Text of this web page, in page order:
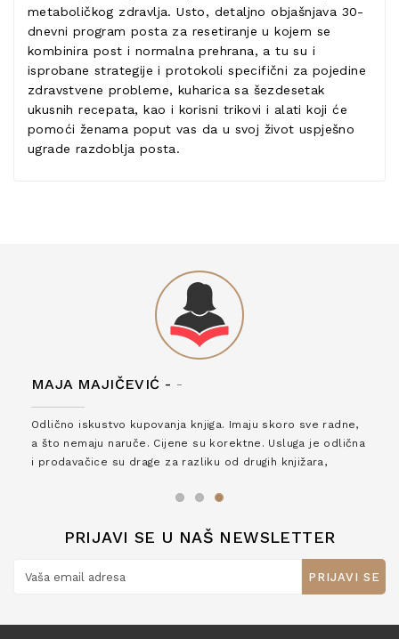
metaboličkog zdravlja. Usto, detaljno objašnjava 30-
dnevni program posta za resetiranje u kojem se
kombinira post i normalna prehrana, a tu su i
isprobane strategije i protokoli specifični za pojedine
zdravstvene probleme, kuharica sa šezdesetak
ukusnih recepata, kao i korisni trikovi i alati koji će
pomoći ženama poput vas da u svoj život uspješno
ugrade razdoblja posta.
MAJA MAJIČEVIĆ - -
Odlično iskustvo kupovanja knjiga. Imaju skoro sve radne,
a što nemaju naruče. Cijene su korektne. Usluga je odlična
i prodavačice su drage za razliku od drugih knjižara,
PRIJAVI SE U NAŠ NEWSLETTER
PRIJAVI SE